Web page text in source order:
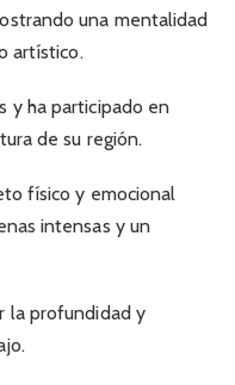
una mentalidad
artístico.
y ha participado en
de su región.
físico y emocional
intensas y un
la profundidad y